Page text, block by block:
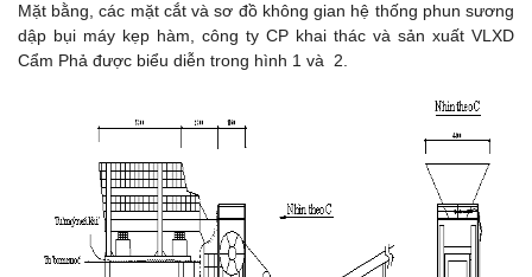
Mặt bằng, các mặt cắt và sơ đồ không gian hệ thống phun sương
dập bụi máy kẹp hàm, công ty CP khai thác và sản xuất VLXD
Cẩm Phả được biểu diễn trong hình 1 và 2.